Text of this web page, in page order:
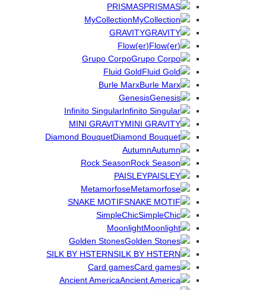
PRISMAS
MyCollection
GRAVITY
(Flow(er
Grupo Corpo
Fluid Gold
Burle Marx
Genesis
Infinito Singular
MINI GRAVITY
Diamond Bouquet
Autumn
Rock Season
PAISLEY
Metamorfose
SNAKE MOTIF
SimpleChic
Moonlight
Golden Stones
SILK BY HSTERN
Card games
Ancient America